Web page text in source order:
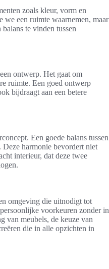
zoals kleur, vorm en
we een ruimte waarnemen, maar
te vinden tussen
ontwerp. Het gaat om
ruimte. Een goed ontwerp
bijdraagt aan een betere
Een goede balans tussen
harmonie bevordert niet
interieur, dat deze twee
omgeving die uitnodigt tot
voorkeuren zonder in
van meubels, de keuze van
die in alle opzichten in